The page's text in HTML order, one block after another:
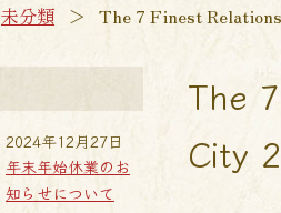
未分類 ＞ The 7 Finest
年末年始休業のお
知らせについて
2024年12月27日
The
City